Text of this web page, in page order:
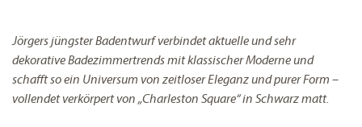
Jörgers jüngster Badentwurf verbindet aktuelle und sehr
dekorative Badezimmertrends mit klassischer Moderne und
schafft so ein Universum von zeitloser Eleganz und purer Form –
vollendet verkörpert von „Charleston Square“ in Schwarz matt.